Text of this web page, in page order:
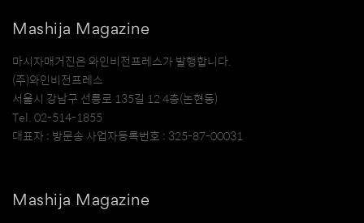
Mashija Magazine
마시자매거진은 와인비전프레스가 발행합니다.
(주)와인비전프레스
서울시 강남구 선릉로 135길 12 4층(논현동)
Tel. 02-514-1855
대표자 : 방문송 사업자등록번호 : 325-87-00031
Mashija Magazine